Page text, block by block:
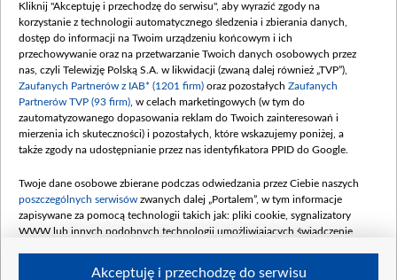
Procedura zgłoszeń wewnętrznych
Kliknij "Akceptuję i przechodzę do serwisu", aby wyrazić zgody na
korzystanie z technologii automatycznego śledzenia i zbierania danych,
dostęp do informacji na Twoim urządzeniu końcowym i ich
przechowywanie oraz na przetwarzanie Twoich danych osobowych przez
nas, czyli Telewizję Polską S.A. w likwidacji (zwaną dalej również „TVP”),
Zaufanych Partnerów z IAB* (1201 firm) oraz pozostałych Zaufanych
Partnerów TVP (93 firm) , w celach marketingowych (w tym do
zautomatyzowanego dopasowania reklam do Twoich zainteresowań i
mierzenia ich skuteczności) i pozostałych, które wskazujemy poniżej, a
także zgody na udostępnianie przez nas identyfikatora PPID do Google.
Twoje dane osobowe zbierane podczas odwiedzania przez Ciebie naszych
poszczególnych serwisów zwanych dalej „Portalem”, w tym informacje
zapisywane za pomocą technologii takich jak: pliki cookie, sygnalizatory
WWW lub innych podobnych technologii umożliwiających świadczenie
Akceptuję i przechodzę do serwisu